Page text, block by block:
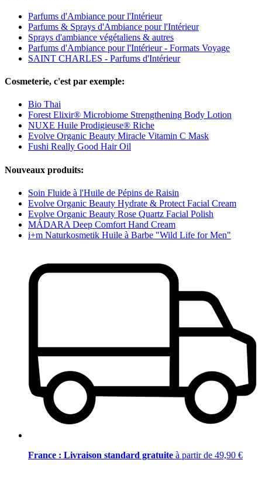
Parfums d'Ambiance pour l'Intérieur
Parfums & Sprays d'Ambiance pour l'Intérieur
Sprays d'ambiance végétaliens & autres
Parfums d'Ambiance pour l'Intérieur - Formats Voyage
SAINT CHARLES - Parfums d'Intérieur
Cosmeterie, c'est par exemple:
Bio Thai
Forest Elixir® Microbiome Strengthening Body Lotion
NUXE Huile Prodigieuse® Riche
Evolve Organic Beauty Miracle Vitamin C Mask
Fushi Really Good Hair Oil
Nouveaux produits:
Soin Fluide à l'Huile de Pépins de Raisin
Evolve Organic Beauty Hydrate & Protect Facial Cream
Evolve Organic Beauty Rose Quartz Facial Polish
MÁDARA Deep Comfort Hand Cream
i+m Naturkosmetik Huile à Barbe "Wild Life for Men"
France : Livraison standard gratuite à partir de 49,90 €